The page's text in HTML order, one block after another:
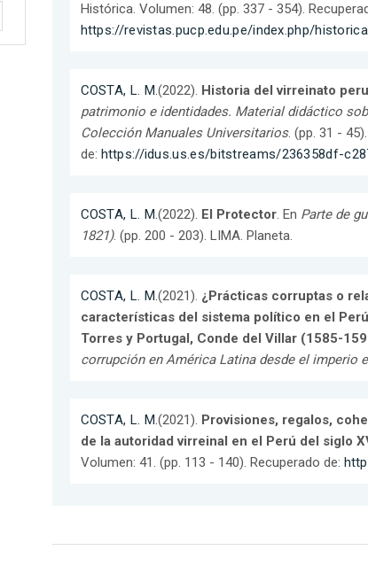
Histórica. Volumen: 48. (pp. 337 - 354).
https://revistas.pucp.edu.pe/index.php/
COSTA, L. M.(2022). Historia del virreinato
patrimonio e identidades. Material didáctico
Colección Manuales Universitarios. (pp. 31 -
de: https://idus.us.es/bitstreams/236358df-
COSTA, L. M.(2022). El Protector. En Parte de
1821). (pp. 200 - 203). LIMA. Planeta.
COSTA, L. M.(2021). ¿Prácticas corruptas o
características del sistema político en el
Torres y Portugal, Conde del Villar (1585-
corrupción en América Latina desde el imperio
COSTA, L. M.(2021). Provisiones, regalos,
de la autoridad virreinal en el Perú del siglo
Volumen: 41. (pp. 113 - 140). Recuperado de: